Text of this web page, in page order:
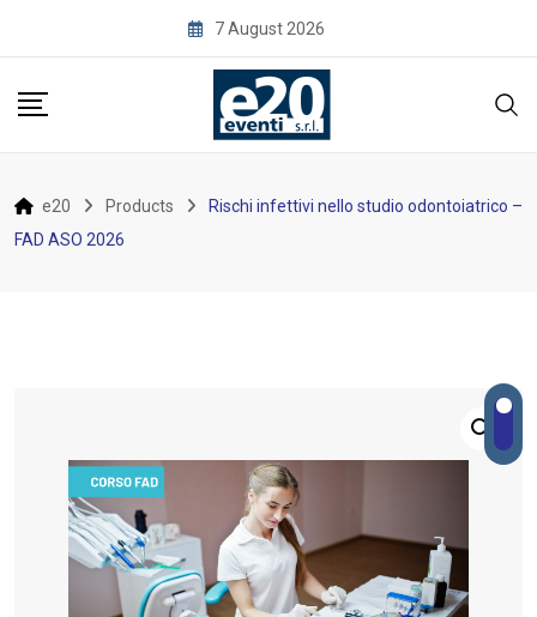
7 August 2026
e20 Products
Rischi infettivi nello studio odontoiatrico –
FAD ASO 2026